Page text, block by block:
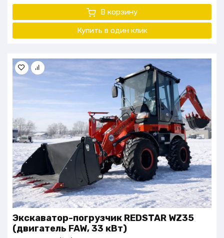
В корзину
Купить в один клик
Экскаватор-погрузчик REDSTAR WZ35
(двигатель FAW, 33 кВт)